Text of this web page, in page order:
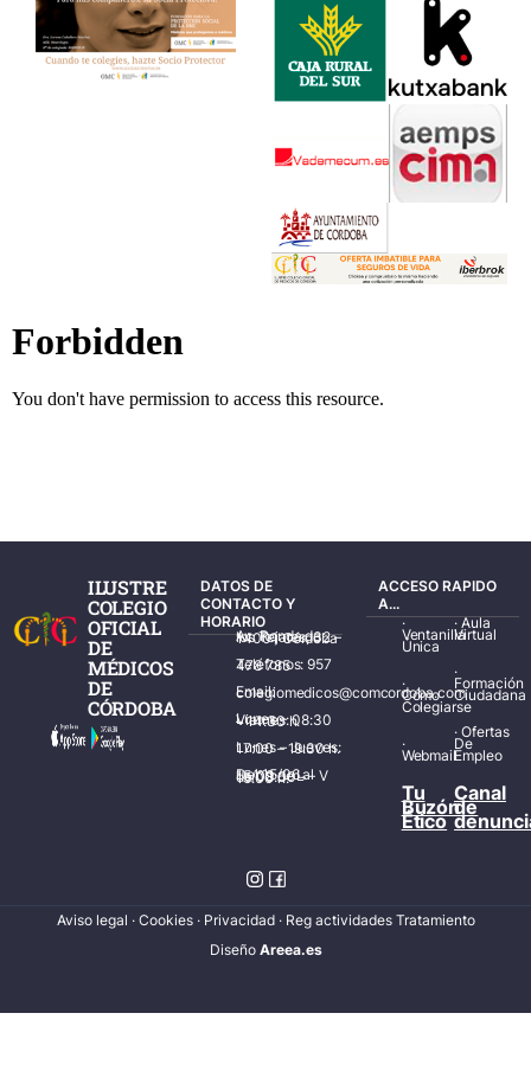
ILUSTRE
COLEGIO
OFICIAL
DE
MÉDICOS
DE
CÓRDOBA
DATOS DE
CONTACTO Y
HORARIO
Av. Ronda de los Tejares, 32 – 14001 Córdoba
Teléfonos: 957 478 785
Email: colegiomedicos@comcordoba.com
Lunes – Viernes: 08:30 – 14:30 h.
Lunes – Jueves: 17:00 – 19:30 h.
Del 15/06 al 15/09 de L – V de 08:00 – 15:00 h.
ACCESO RAPIDO
A...
·
Ventanilla
Única
·
Cómo
Colegiarse
·
Webmail
·Aula
Virtual
·
Formación
Ciudadana
·Ofertas
De
Empleo
Tu
Buzón
Ético
Canal
de
Aviso legal · Cookies· Privacidad · Reg actividades Tratamiento
Diseño Areea.es